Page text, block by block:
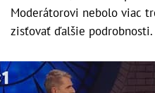
Moderátorovi nebolo viac
zisťovať ďalšie podrobnosti.